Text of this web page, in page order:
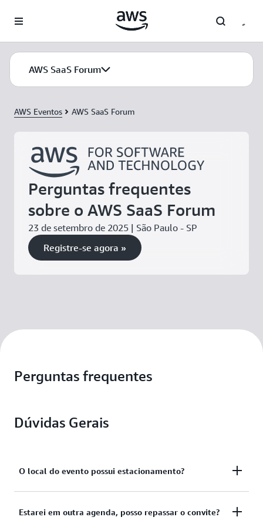
Pular para o conteúdo principal
AWS SaaS Forum
AWS Eventos AWS SaaS Forum
Perguntas frequentes
sobre o AWS SaaS Forum
23 de setembro de 2025 | São Paulo - SP
Registre-se agora »
Perguntas frequentes
Dúvidas Gerais
O local do evento possui estacionamento?
Sim, haverá estacionamento com serviço de
Estarei em outra agenda, posso repassar o convite?